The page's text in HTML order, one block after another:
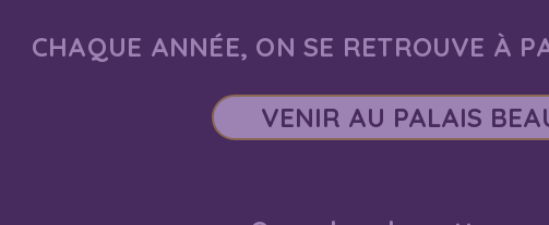
CHAQUE ANNÉE, ON SE RETROUVE À
VENIR AU PALAIS